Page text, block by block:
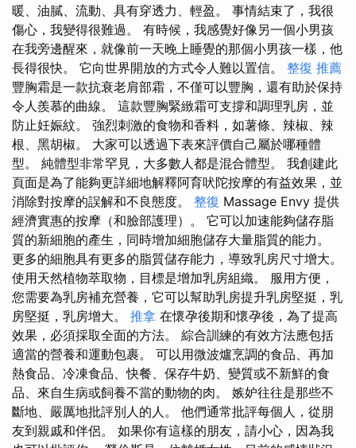
暖、油膩、流動、具有穿透力、輕盈。 事情結束了，我很
傷心，我變得很難過。 有時候，我感覺好像另一個小男孩
在我旁邊醒來，就像前一天晚上睡覺的那個小男孩一樣，他
長得很快。 它向世界開放的方式令人難以置信。 整復 推薦
豐胸霜是一款抗衰老肩部霜，不僅可以豐胸，還有助​​於保持
令人羨慕的曲線。 這款豐胸緊緻霜可支撐和調理乳房，並
防止妊娠紋。 強烈刺激的食物和香料，如薯條、辣椒、辣
根、黑胡椒。 大家可以透過下表來評價自己屬於哪種體
型。 純體型非常罕見，大多數人都是混合體型。 我創建此
頁面是為了能夠更詳細地解釋阿育吠陀按摩的有益效果，並
消除對按摩的誤解和不良態度。 整復 Massage Envy 提供
經濟實惠的按摩（和臉部護理）。 它可以加速能夠儲存脂
質的新細胞的產生，同時增加細胞儲存大量脂質的能力。
更多的細胞具有更多的脂質儲存能力，導致乳房尺寸增大。
使用天然植物萃取物，目標是增加乳房組織。 服用方便，
您需要為乳房補充營養，它可以幫助乳房提升乳房堅挺，乳
房堅挺，乳房增大。 推拿 在懷孕後期和懷孕後，為了提高
效果，必須採取全面的方法。 綜合訓練的有效方法應包括
適當的營養和運動包裹。 可以用微波爐烹調的食品、再加
熱食品、冷凍食品、快餐、保存牛奶、變質或不新鮮的食
品、來自生病或飼養不當的動物的肉。 嫉妒往往是那些不
斷地、嚴厲地批評別人的人。 他們通常批評每個人，從朋
友到親戚和伴侶。 如果你有這樣的朋友，請小心，因為我